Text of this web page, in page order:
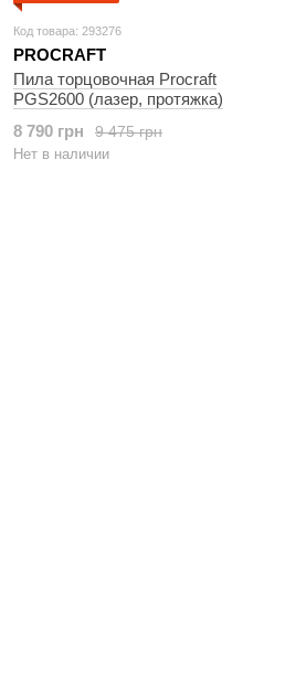
Код товара: 293276
PROCRAFT
Пила торцовочная Procraft
PGS2600 (лазер, протяжка)
9 475 грн
8 790 грн
Нет в наличии